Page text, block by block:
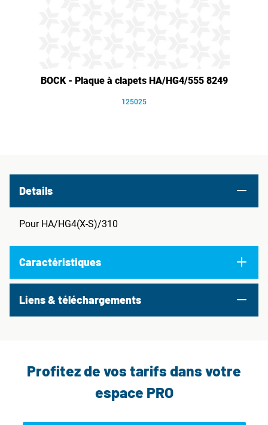
BOCK - Plaque à clapets HA/HG4/555 8249
125025
Details
Pour HA/HG4(X-S)/310
Caractéristiques
Liens & téléchargements
Profitez de vos tarifs dans votre
espace PRO